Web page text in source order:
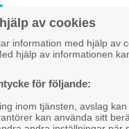
av cookies
information med hjälp av
hjälp av informationen
för följande:
inom tjänsten, avslag kan
kan använda sitt